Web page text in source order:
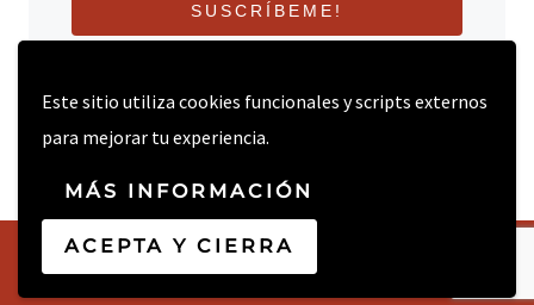
Este sitio utiliza cookies funcionales y scripts externos
para mejorar tu experiencia.
MÁS INFORMACIÓN
ACEPTA Y CIERRA
SUSCRÍBEME!
© 2026 CREATIVEGAN.NET